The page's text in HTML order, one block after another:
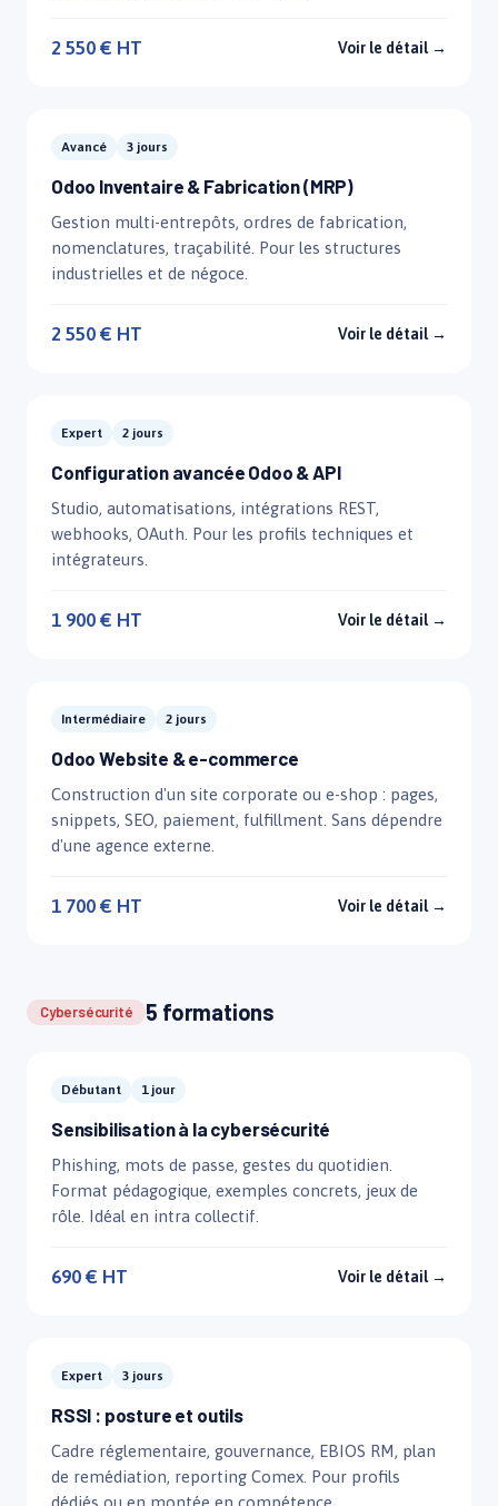
2 550 € HT Voir le détail →
Avancé 3 jours
Odoo Inventaire & Fabrication (MRP)
Gestion multi-entrepôts, ordres de fabrication,
nomenclatures, traçabilité. Pour les structures
industrielles et de négoce.
2 550 € HT Voir le détail →
Expert 2 jours
Configuration avancée Odoo & API
Studio, automatisations, intégrations REST,
webhooks, OAuth. Pour les profils techniques et
intégrateurs.
1 900 € HT Voir le détail →
Intermédiaire 2 jours
Odoo Website & e-commerce
Construction d'un site corporate ou e-shop : pages,
snippets, SEO, paiement, fulfillment. Sans dépendre
d'une agence externe.
1 700 € HT Voir le détail →
Cybersécurité 5 formations
Débutant 1 jour
Sensibilisation à la cybersécurité
Phishing, mots de passe, gestes du quotidien.
Format pédagogique, exemples concrets, jeux de
rôle. Idéal en intra collectif.
690 € HT Voir le détail →
Expert 3 jours
RSSI : posture et outils
Cadre réglementaire, gouvernance, EBIOS RM, plan
de remédiation, reporting Comex. Pour profils
dédiés ou en montée en compétence.